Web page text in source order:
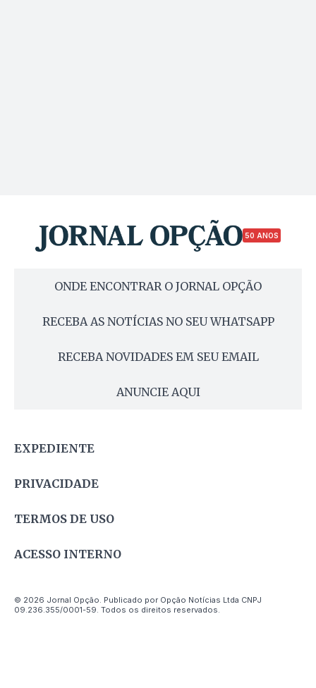
50 ANOS
ONDE ENCONTRAR O JORNAL OPÇÃO
RECEBA AS NOTÍCIAS NO SEU WHATSAPP
RECEBA NOVIDADES EM SEU EMAIL
ANUNCIE AQUI
EXPEDIENTE
PRIVACIDADE
TERMOS DE USO
ACESSO INTERNO
© 2026 Jornal Opção. Publicado por Opção Notícias Ltda CNPJ
09.236.355/0001-59. Todos os direitos reservados.